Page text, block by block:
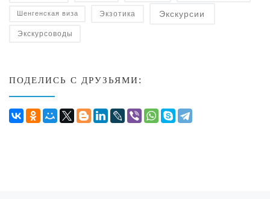
Шенгенская виза Экзотика Экскурсии
Экскурсоводы
ПОДЕЛИСЬ С ДРУЗЬЯМИ: